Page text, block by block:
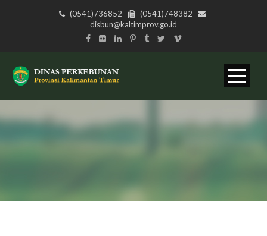
(0541)736852
(0541)748382
disbun@kaltimprov.go.id